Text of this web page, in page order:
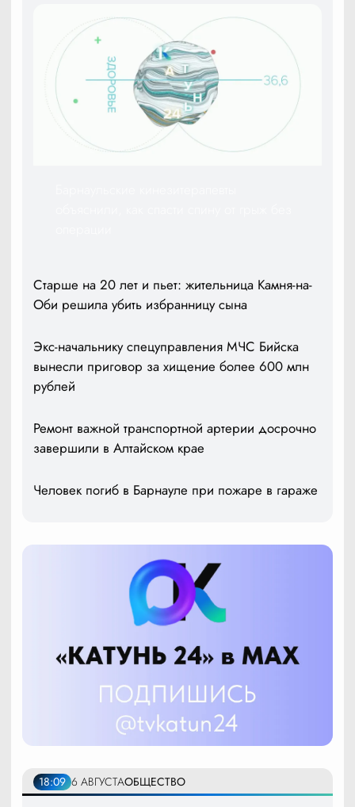
Старше на 20 лет и пьет: жительница Камня-на-
Оби решила убить избранницу сына
Экс-начальнику спецуправления МЧС Бийска
вынесли приговор за хищение более 600 млн
рублей
Ремонт важной транспортной артерии досрочно
завершили в Алтайском крае
Человек погиб в Барнауле при пожаре в гараже
18:09 6 АВГУСТАОБЩЕСТВО